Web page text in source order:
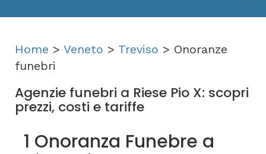
Home > Veneto > Treviso > Onoranze
funebri
Agenzie funebri a Riese Pio X: scopri
prezzi, costi e tariffe
1 Onoranza Funebre a